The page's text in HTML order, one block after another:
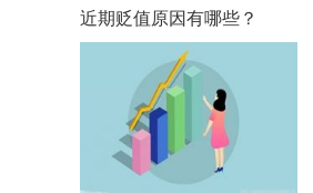
近期贬值原因有哪些？